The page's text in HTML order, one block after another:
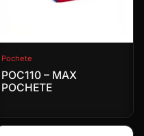
Pochete
POC110 – MAX
POCHETE